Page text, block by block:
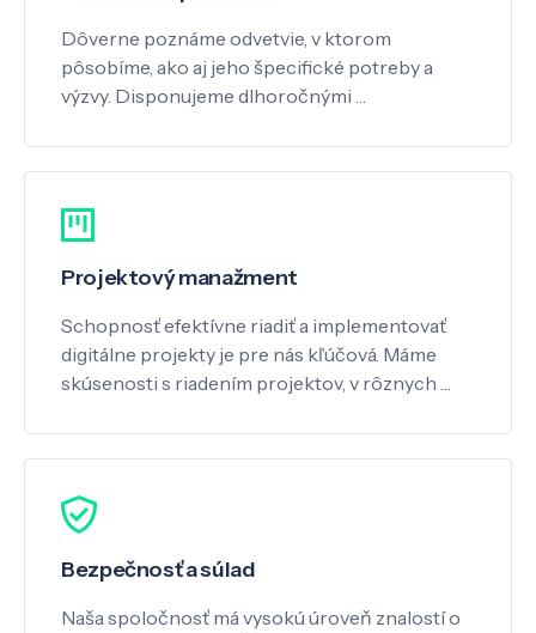
Dôverne poznáme odvetvie, v ktorom
pôsobíme, ako aj jeho špecifické potreby a
výzvy. Disponujeme dlhoročnými …
Projektový manažment
Schopnosť efektívne riadiť a implementovať
digitálne projekty je pre nás kľúčová. Máme
skúsenosti s riadením projektov, v rôznych …
Bezpečnosť a súlad
Naša spoločnosť má vysokú úroveň znalostí o